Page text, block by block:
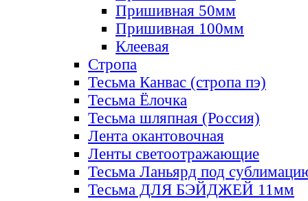
Пришивная 50мм
Пришивная 100мм
Клеевая
Стропа
Тесьма Канвас (стропа пэ)
Тесьма Ёлочка
Тесьма шляпная (Россия)
Лента окантовочная
Ленты светоотражающие
Тесьма Ланьярд под
Тесьма ДЛЯ БЭЙДЖЕЙ 11мм